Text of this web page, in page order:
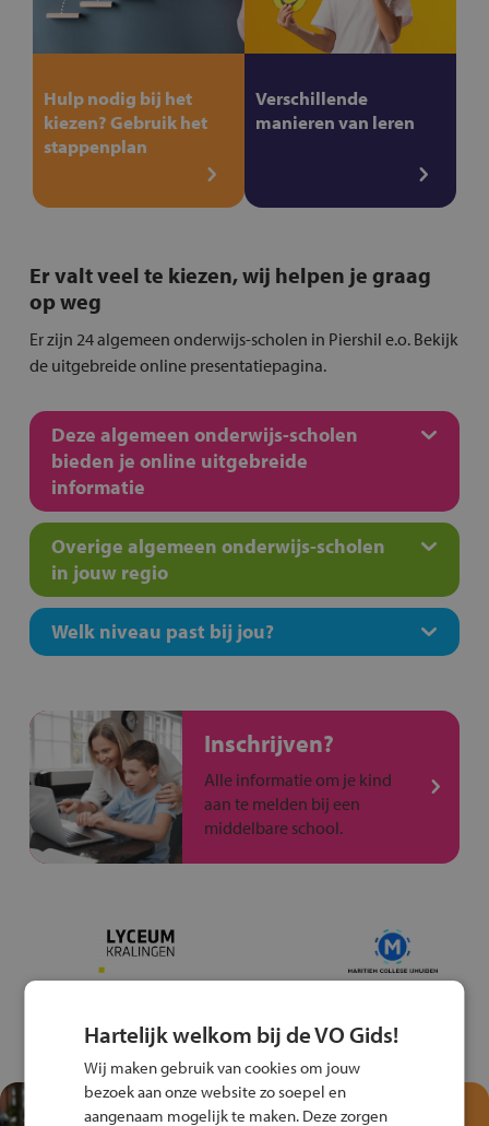
Hulp nodig bij het
kiezen? Gebruik het
stappenplan
Verschillende
manieren van leren
Er valt veel te kiezen, wij helpen je graag
op weg
Er zijn 24 algemeen onderwijs-scholen in Piershil e.o. Bekijk
de uitgebreide online presentatiepagina.
Deze algemeen onderwijs-scholen
bieden je online uitgebreide
informatie
Overige algemeen onderwijs-scholen
in jouw regio
Welk niveau past bij jou?
Inschrijven?
Alle informatie om je kind
aan te melden bij een
middelbare school.
Test je kennis met het
Hartelijk welkom bij de VO Gids!
Wij maken gebruik van cookies om jouw
bezoek aan onze website zo soepel en
aangenaam mogelijk te maken. Deze zorgen